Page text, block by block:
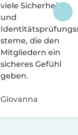
viele Sicherheits-
und
steme, die den
Mitgliedern ein
sicheres Gefühl
geben.
Giovanna